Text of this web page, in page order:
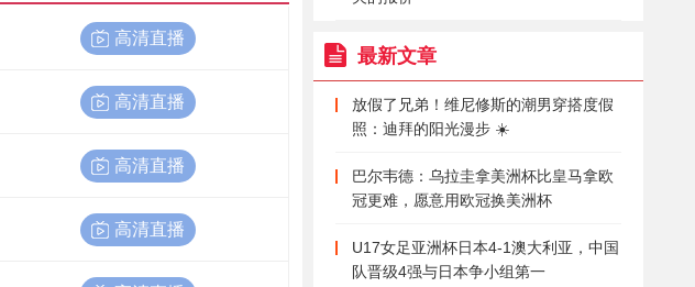
高清直播
高清直播
高清直播
高清直播
最新文章
放假了兄弟！维尼修斯的潮男穿搭度假
照：迪拜的阳光漫步 ☀️
巴尔韦德：乌拉圭拿美洲杯比皇马拿欧
冠更难，愿意用欧冠换美洲杯
U17女足亚洲杯日本4-1澳大利亚，中国
队晋级4强与日本争小组第一